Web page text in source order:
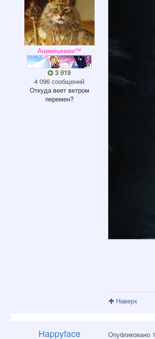
Анимешники™
3 919
4 096 сообщений
Откуда веет ветром
перемен?
Наверх
Happyface Опубликовано